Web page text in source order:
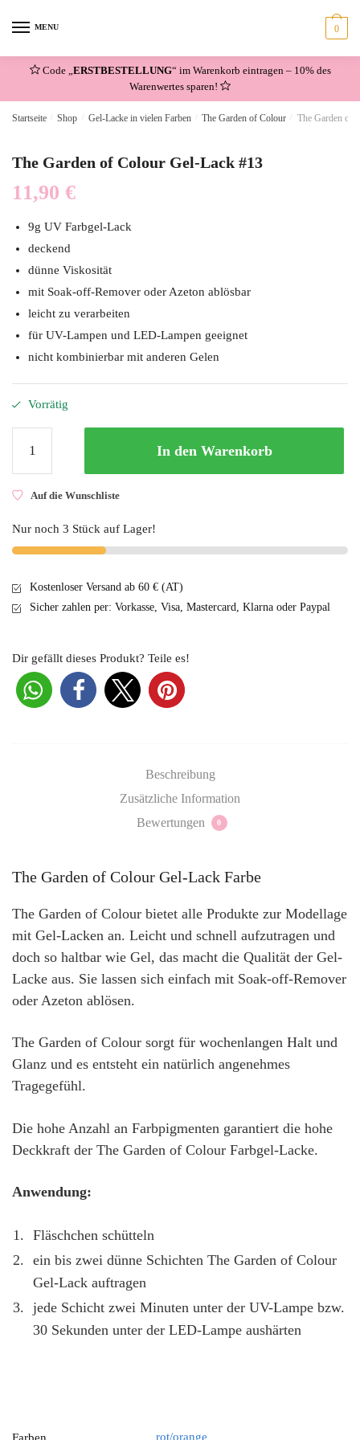
MENU 0
Code „ ERSTBESTELLUNG“ im Warenkorb eintragen – 10% des
Warenwertes sparen!
Startseite Shop Gel-Lacke in vielen Farben The Garden of Colour The Garden of
The Garden of Colour Gel-Lack #13
11,90 €
9g UV Farbgel-Lack
deckend
dünne Viskosität
mit Soak-off-Remover oder Azeton ablösbar
leicht zu verarbeiten
für UV-Lampen und LED-Lampen geeignet
nicht kombinierbar mit anderen Gelen
Vorrätig
Garden
of
Colour
Lack
#13
In den Warenkorb
Auf die Wunschliste
Nur noch 3 Stück auf Lager!
Kostenloser Versand ab 60 € (AT)
Sicher zahlen per: Vorkasse, Visa, Mastercard, Klarna oder Paypal
Dir gefällt dieses Produkt? Teile es!
Beschreibung
Zusätzliche Information
Bewertungen
0
The Garden of Colour Gel-Lack Farbe
The Garden of Colour bietet alle Produkte zur Modellage
mit Gel-Lacken an. Leicht und schnell aufzutragen und
doch so haltbar wie Gel, das macht die Qualität der Gel-
Lacke aus. Sie lassen sich einfach mit Soak-off-Remover
oder Azeton ablösen.
The Garden of Colour sorgt für wochenlangen Halt und
Glanz und es entsteht ein natürlich angenehmes
Tragegefühl.
Die hohe Anzahl an Farbpigmenten garantiert die hohe
Deckkraft der The Garden of Colour Farbgel-Lacke.
Anwendung:
Fläschchen schütteln
ein bis zwei dünne Schichten The Garden of Colour
Gel-Lack auftragen
jede Schicht zwei Minuten unter der UV-Lampe bzw.
30 Sekunden unter der LED-Lampe aushärten
Farben rot/orange